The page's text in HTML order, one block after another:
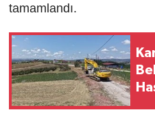
tamamlandı.